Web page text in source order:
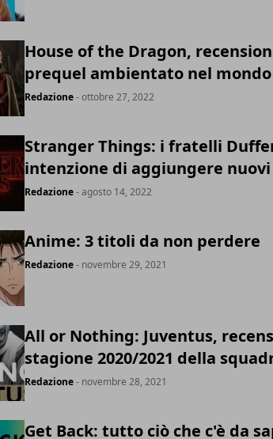
House of the Dragon,
prequel ambientato nel
Redazione- ottobre 27, 2022
Stranger Things: i fratelli
intenzione di aggiungere
Redazione- agosto 14, 2022
Anime: 3 titoli da non perdere
Redazione- novembre 29, 2021
All or Nothing: Juventus,
stagione 2020/2021 della
Redazione- novembre 28, 2021
Get Back: tutto ciò che c'è da